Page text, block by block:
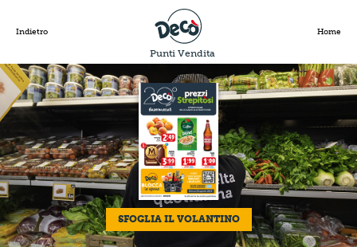
Indietro
Punti Vendita
Home
SFOGLIA IL VOLANTINO